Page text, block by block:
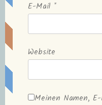
E-Mail *
Website
Meinen Namen,